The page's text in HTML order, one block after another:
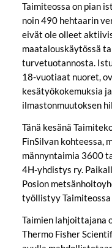
Taimiteossa on pian
noin 490 hehtaarin
eivät ole olleet
maatalouskäytössä
turvetuotannosta.
18-vuotiaat nuoret,
kesätyökokemuksia
ilmastonmuutoksen
Tänä kesänä
FinSilvan kohteessa,
männyntaimia 3600
4H-yhdistys ry.
Posion
työllistyy
Taimien lahjoittajana
Thermo Fisher